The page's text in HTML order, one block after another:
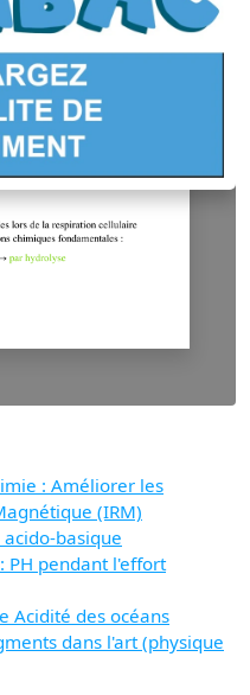
: Améliorer les
(IRM)
basique
PH pendant l'effort
Acidité des océans
dans l'art (physique